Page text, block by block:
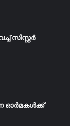
സിസ്റ്റർ
ഓർമകൾക്ക്